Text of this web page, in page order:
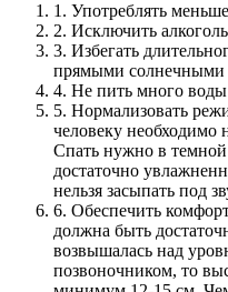
1. Употреблять
2. Исключить
3. Избегать
прямыми солнечными
4. Не пить много воды
5. Нормализовать
человеку необходимо
Спать нужно в
достаточно
нельзя засыпать под
6. Обеспечить
должна быть
возвышалась над
позвоночником, то